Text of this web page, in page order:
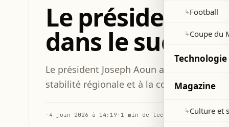
Le président
dans le succès
Le président Joseph Aoun a exprimé sa
stabilité régionale et à la consolidation du
· 4 juin 2026 à 14:19 · 1 min de lecture
↳Football
↳Coupe du
Technologie
Magazine
↳Culture et